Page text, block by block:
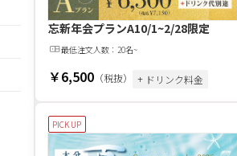
忘新年会プランA10/1~2/28限定
最低注文人数： 20名~
￥6,500 （税抜） + ドリンク料金
PICK UP